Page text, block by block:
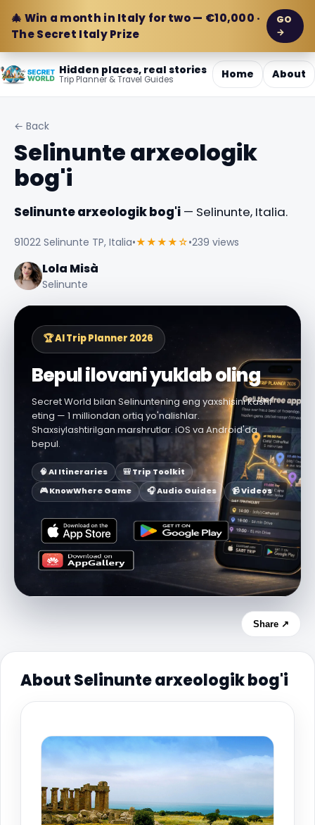
🎄 Win a month in Italy for two — €10,000 ·
The Secret Italy Prize
GO
→
Hidden places, real stories
Trip Planner & Travel Guides Home About
← Back
Selinunte arxeologik
bog'i
Selinunte arxeologik bog'i — Selinunte, Italia.
91022 Selinunte TP, Italia•★★★★☆•239 views
Lola Misà
Selinunte
🏆 AI Trip Planner 2026
Bepul ilovani yuklab oling
Secret World bilan Selinuntening eng yaxshisini kashf
eting — 1 milliondan ortiq yo'nalishlar.
Shaxsiylashtirilgan marshrutlar. iOS va Android'da
bepul.
🧠 AI Itineraries
🎒 Trip Toolkit
🎮 KnowWhere Game
🎧 Audio Guides 📹 Videos
Share ↗
About Selinunte arxeologik bog'i